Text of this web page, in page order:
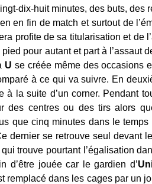
dix-huit minutes, des buts,
en fin de match et surtout de
profite de sa titularisation et de
pour autant et part à l’assaut
U se créée même des occasions
à ce qui va suivre. En
à la suite d’un corner. Pendant
des centres ou des tirs alors
que cinq minutes dans le
dernier se retrouve seul devant
qui trouve pourtant l’égalisation
d’être jouée car le gardien d’
remplacé dans les cages par un